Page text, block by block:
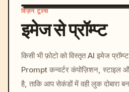
विज़न टूल्स
इमेज से प्रॉम्प्ट
किसी भी फ़ोटो को विस्तृत AI इमेज
Prompt कन्वर्टर कंपोज़िशन, स्टाइल
है, ताकि आप सेकंडों में वही लुक दोबारा